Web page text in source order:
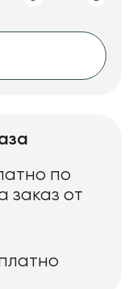
по
заказ от